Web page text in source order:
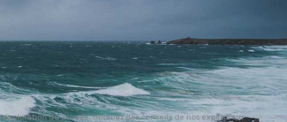
du monde. Obtenez des conseils de nos experts sur